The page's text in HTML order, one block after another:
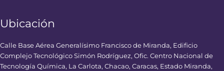
Ubicación
Calle Base Aérea Generalísimo Francisco de Miranda, Edificio
Complejo Tecnológico Simón Rodríguez, Ofic. Centro Nacional de
Tecnología Química, La Carlota, Chacao, Caracas, Estado Miranda,